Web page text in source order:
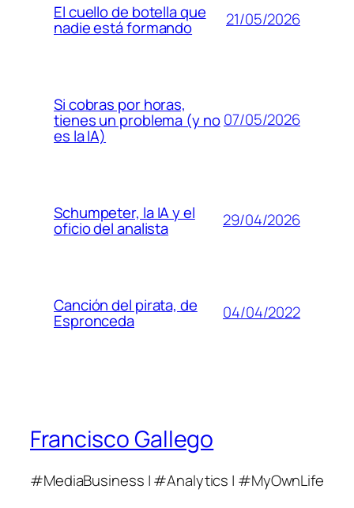
El cuello de botella que
nadie está formando 21/05/2026
Si cobras por horas,
tienes un problema (y no
es la IA)
07/05/2026
Schumpeter, la IA y el
oficio del analista 29/04/2026
Canción del pirata, de
Espronceda 04/04/2022
Francisco Gallego
#MediaBusiness | #Analytics | #MyOwnLife